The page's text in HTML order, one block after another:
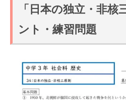
「日本の独立・非核
ント・練習問題